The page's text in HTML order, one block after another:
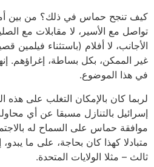
كيف تنجح حماس في ذلك؟ من بين
تواصل مع الأسير، لا مقابلات مع
الأجانب، لا أفلام (باستثناء فيلمين
غير الممكن، بكل بساطة، إغراؤهم.
في هذا الموضوع.
لربما كان بالإمكان التغلب على
إسرائيل بالتنازل مسبقا عن أي
موافقة حماس على السماح له
متبادلا كهذا كان بحاجة، على ما
ثالث – مثلا الولايات المتحدة.